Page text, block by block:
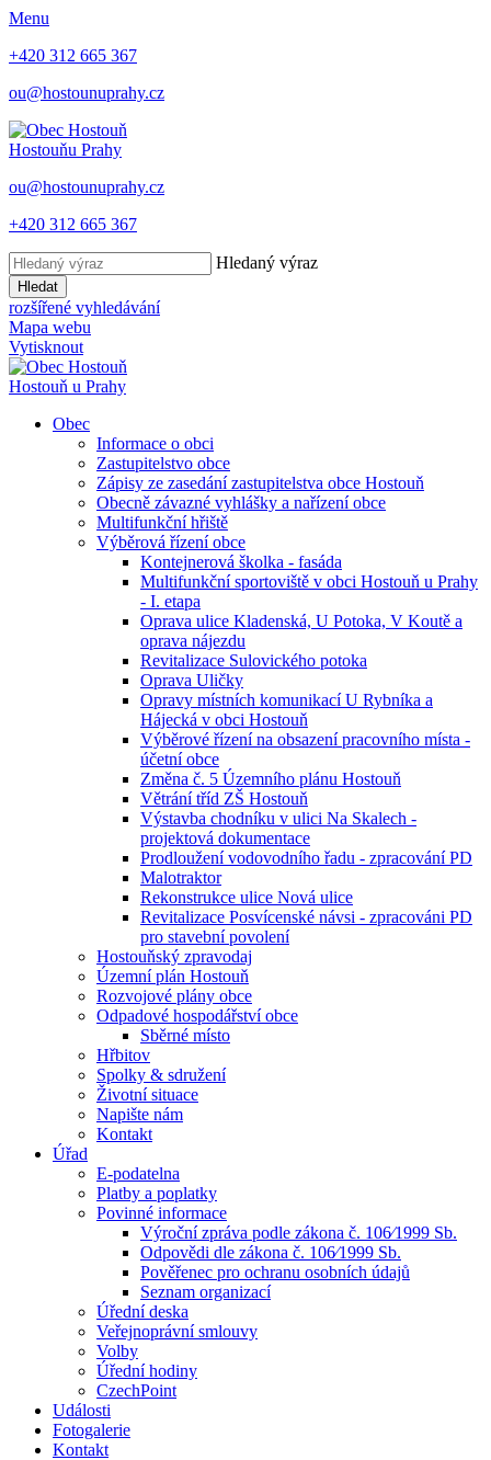
Menu
+420 312 665 367
ou@hostounuprahy.cz
Hostouňu Prahy
ou@hostounuprahy.cz
+420 312 665 367
Hledaný výraz
Hledat
rozšířené vyhledávání
Mapa webu
Vytisknout
Hostouň u Prahy
Obec
Informace o obci
Zastupitelstvo obce
Zápisy ze zasedání zastupitelstva obce Hostouň
Obecně závazné vyhlášky a nařízení obce
Multifunkční hřiště
Výběrová řízení obce
Kontejnerová školka - fasáda
Multifunkční sportoviště v obci Hostouň u Prahy
- I. etapa
Oprava ulice Kladenská, U Potoka, V Koutě a
oprava nájezdu
Revitalizace Sulovického potoka
Oprava Uličky
Opravy místních komunikací U Rybníka a
Hájecká v obci Hostouň
Výběrové řízení na obsazení pracovního místa -
účetní obce
Změna č. 5 Územního plánu Hostouň
Větrání tříd ZŠ Hostouň
Výstavba chodníku v ulici Na Skalech -
projektová dokumentace
Prodloužení vodovodního řadu - zpracování PD
Malotraktor
Rekonstrukce ulice Nová ulice
Revitalizace Posvícenské návsi - zpracováni PD
pro stavební povolení
Hostouňský zpravodaj
Územní plán Hostouň
Rozvojové plány obce
Odpadové hospodářství obce
Sběrné místo
Hřbitov
Spolky & sdružení
Životní situace
Napište nám
Kontakt
Úřad
E-podatelna
Platby a poplatky
Povinné informace
Výroční zpráva podle zákona č. 106⁄1999 Sb.
Odpovědi dle zákona č. 106⁄1999 Sb.
Pověřenec pro ochranu osobních údajů
Seznam organizací
Úřední deska
Veřejnoprávní smlouvy
Volby
Úřední hodiny
CzechPoint
Události
Fotogalerie
Kontakt